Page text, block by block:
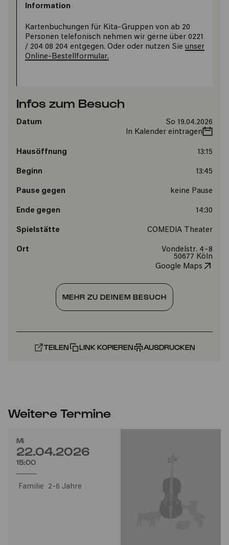
Information
Kartenbuchungen für Kita-Gruppen von ab 20
Personen telefonisch nehmen wir gerne über 0221
/ 204 08 204 entgegen. Oder oder nutzen Sie unser
Online-Bestellformular.
Infos zum Besuch
Datum
So 19.04.2026
In Kalender eintragen
Hausöffnung 13:15
Beginn 13:45
Pause gegen keine Pause
Ende gegen 14:30
Spielstätte COMEDIA Theater
Ort
Vondelstr. 4-8
50677 Köln
Google Maps
MEHR ZU DEINEM BESUCH
TEILEN LINK KOPIEREN AUSDRUCKEN
Weitere Termine
Mi
22.04.2026
15:00
Familie 2-6 Jahre